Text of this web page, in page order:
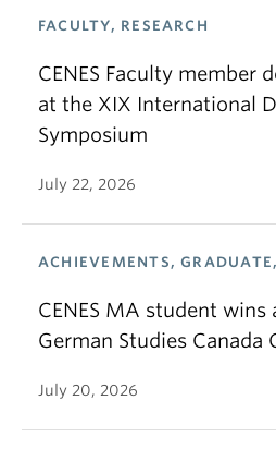
FACULTY, RESEARCH
CENES Faculty member
at the XIX International
Symposium
July 22, 2026
ACHIEVEMENTS,
CENES MA student
German Studies Canada
July 20, 2026